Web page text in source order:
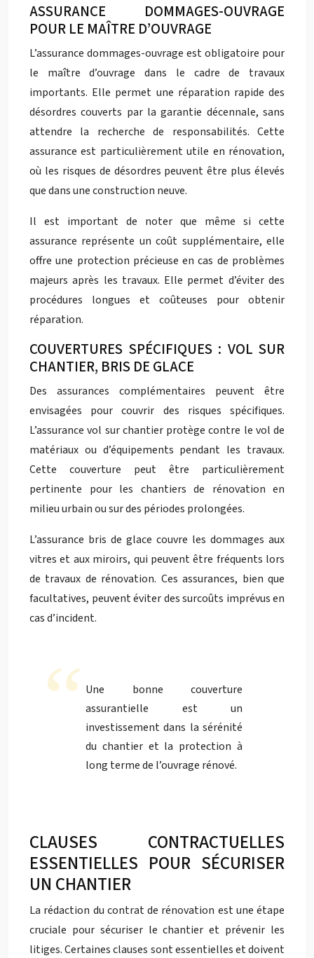
ASSURANCE DOMMAGES-OUVRAGE
POUR LE MAÎTRE D’OUVRAGE
L’assurance dommages-ouvrage est obligatoire pour
le maître d’ouvrage dans le cadre de travaux
importants. Elle permet une réparation rapide des
désordres couverts par la garantie décennale, sans
attendre la recherche de responsabilités. Cette
assurance est particulièrement utile en rénovation,
où les risques de désordres peuvent être plus élevés
que dans une construction neuve.
Il est important de noter que même si cette
assurance représente un coût supplémentaire, elle
offre une protection précieuse en cas de problèmes
majeurs après les travaux. Elle permet d’éviter des
procédures longues et coûteuses pour obtenir
réparation.
COUVERTURES SPÉCIFIQUES : VOL SUR
CHANTIER, BRIS DE GLACE
Des assurances complémentaires peuvent être
envisagées pour couvrir des risques spécifiques.
L’assurance vol sur chantier protège contre le vol de
matériaux ou d’équipements pendant les travaux.
Cette couverture peut être particulièrement
pertinente pour les chantiers de rénovation en
milieu urbain ou sur des périodes prolongées.
L’assurance bris de glace couvre les dommages aux
vitres et aux miroirs, qui peuvent être fréquents lors
de travaux de rénovation. Ces assurances, bien que
facultatives, peuvent éviter des surcoûts imprévus en
cas d’incident.
Une bonne couverture
assurantielle est un
investissement dans la sérénité
du chantier et la protection à
long terme de l’ouvrage rénové.
CLAUSES CONTRACTUELLES
ESSENTIELLES POUR SÉCURISER
UN CHANTIER
La rédaction du contrat de rénovation est une étape
cruciale pour sécuriser le chantier et prévenir les
litiges. Certaines clauses sont essentielles et doivent